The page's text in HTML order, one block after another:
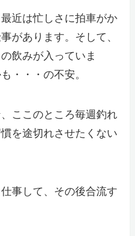
近は忙しさに拍車がか
があります。そして、
飲みが入っていま
・・・の不安。
ここのところ毎週釣れ
を途切れさせたくない
事して、その後合流す